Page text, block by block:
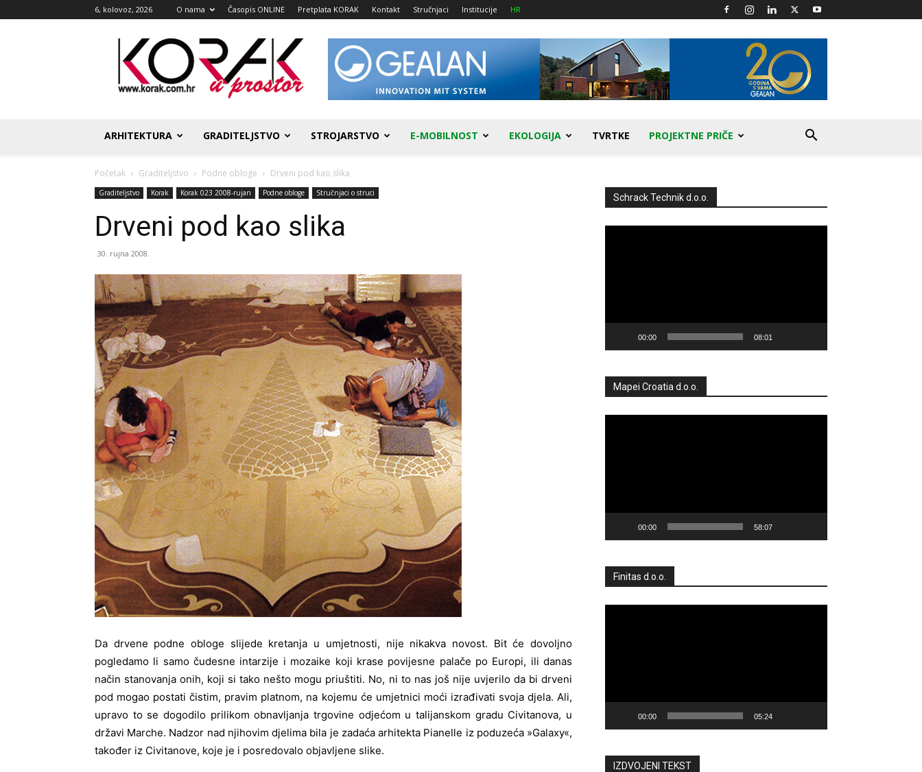
6, kolovoz, 2026 O nama Časopis ONLINE Pretplata KORAK Kontakt Stručnjaci Institucije HR
Korak
u
prostor
ARHITEKTURA GRADITELJSTVO STROJARSTVO E-MOBILNOST EKOLOGIJA TVRTKE PROJEKTNE PRIČE
Početak Graditeljstvo Podne obloge Drveni pod kao slika
Graditeljstvo Korak Korak 023 2008-rujan Podne obloge Stručnjaci o struci
Drveni pod kao slika
30. rujna 2008.
Da drvene podne obloge slijede kretanja u umjetnosti, nije nikakva novost. Bit će dovoljno
pogledamo li samo čudesne intarzije i mozaike koji krase povijesne palače po Europi, ili danas
način stanovanja onih, koji si tako nešto mogu priuštiti. No, ni to nas još nije uvjerilo da bi drveni
pod mogao postati čistim, pravim platnom, na kojemu će umjetnici moći izrađivati svoja djela. Ali,
upravo to se dogodilo prilikom obnavljanja trgovine odjećom u talijanskom gradu Civitanova, u
državi Marche. Nadzor nad njihovim djelima bila je zadaća arhitekta Pianelle iz poduzeća »Galaxy«,
također iz Civitanove, koje je i posredovalo objavljene slike.
Schrack Technik d.o.o.
00:00 08:01
Mapei Croatia d.o.o.
00:00 58:07
Finitas d.o.o.
00:00 05:24
IZDVOJENI TEKST